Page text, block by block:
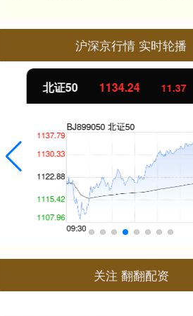
沪深京行情 实时轮播
北证50 1134.24 11.37
关注 翻翻配资